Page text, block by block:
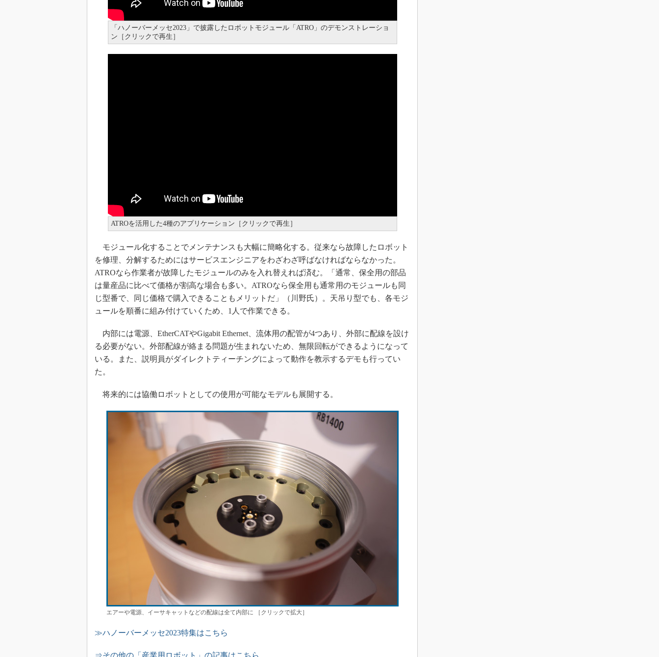
「ハノーバーメッセ2023」で披露したロボットモジュール「ATRO」のデモンストレーショ
ン［クリックで再生］
ATROを活用した4種のアプリケーション［クリックで再生］
モジュール化することでメンテナンスも大幅に簡略化する。従来なら故障したロボット
を修理、分解するためにはサービスエンジニアをわざわざ呼ばなければならなかった。
ATROなら作業者が故障したモジュールのみを入れ替えれば済む。「通常、保全用の部品
は量産品に比べて価格が割高な場合も多い。ATROなら保全用も通常用のモジュールも同
じ型番で、同じ価格で購入できることもメリットだ」（川野氏）。天吊り型でも、各モジ
ュールを順番に組み付けていくため、1人で作業できる。
内部には電源、EtherCATやGigabit Ethernet、流体用の配管が4つあり、外部に配線を設け
る必要がない。外部配線が絡まる問題が生まれないため、無限回転ができるようになって
いる。また、説明員がダイレクトティーチングによって動作を教示するデモも行ってい
た。
将来的には協働ロボットとしての使用が可能なモデルも展開する。
エアーや電源、イーサキャットなどの配線は全て内部に ［クリックで拡大］
≫ハノーバーメッセ2023特集はこちら
⇒その他の「産業用ロボット」の記事はこちら